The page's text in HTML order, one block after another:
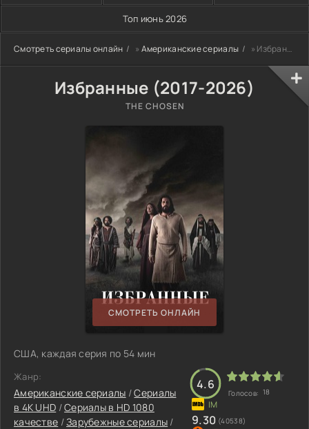
Топ июнь 2026
Смотреть сериалы онлайн » Американские сериалы » Избранные (2017-2026)
Избранные (2017-2026)
THE CHOSEN
СМОТРЕТЬ ОНЛАЙН
США, каждая серия по 54 мин
Жанр:
Американские сериалы /Сериалы
в 4K UHD /Сериалы в HD 1080
качестве /Зарубежные сериалы /
4.6
Голосов: 18
9.30 (40538)